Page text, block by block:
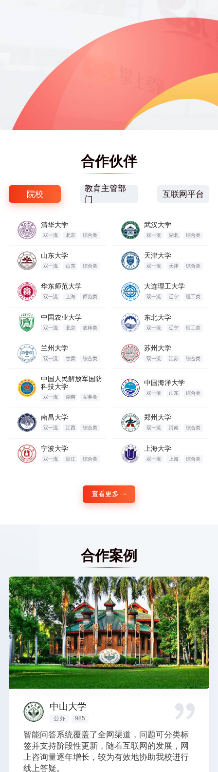
合作伙伴
院校
教育主管部
门
互联网平台
清华大学
双一流 北京 综合类
武汉大学
双一流 湖北 综合类
山东大学
双一流 山东 综合类
天津大学
双一流 天津 综合类
华东师范大学
双一流 上海 师范类
大连理工大学
双一流 辽宁 理工类
中国农业大学
双一流 北京 农林类
东北大学
双一流 辽宁 理工类
兰州大学
双一流 甘肃 综合类
苏州大学
双一流 江苏 综合类
中国人民解放军国防
科技大学
双一流 湖南 军事类
中国海洋大学
双一流 山东 综合类
南昌大学
双一流 江西 综合类
郑州大学
双一流 河南 综合类
宁波大学
双一流 浙江 综合类
上海大学
双一流 上海 综合类
查看更多
合作案例
中山大学
公办 985
智能问答系统覆盖了全网渠道，问题可分类标
签并支持阶段性更新，随着互联网的发展，网
上咨询量逐年增长，较为有效地协助我校进行
线上答疑。